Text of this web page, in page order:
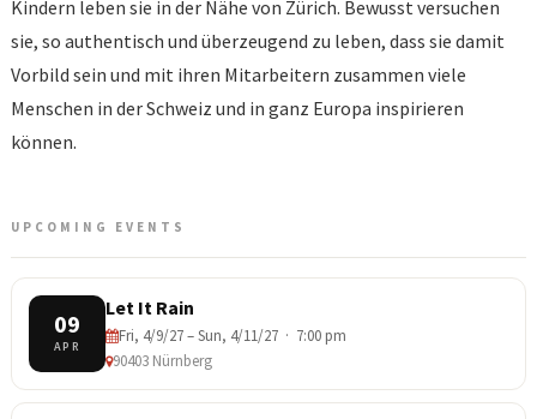
Kindern leben sie in der Nähe von Zürich. Bewusst versuchen
sie, so authentisch und überzeugend zu leben, dass sie damit
Vorbild sein und mit ihren Mitarbeitern zusammen viele
Menschen in der Schweiz und in ganz Europa inspirieren
können.
UPCOMING EVENTS
09
APR
Let It Rain
Fri, 4/9/27 – Sun, 4/11/27 · 7:00 pm
90403 Nürnberg